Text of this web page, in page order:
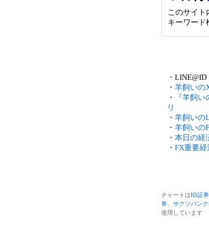
このサイト
キーワード
・
・ 羊飼いの
・
『羊飼
リ
・ 羊飼いの
・ 羊飼いの
・ 本日の経
・ FX重要
チャートはIG証券
券
サクソバン
使用しています